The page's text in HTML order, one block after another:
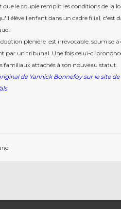
le couple remplit les conditions de la
élève l'enfant dans un cadre filial, c'est
plénière est irrévocable, soumise
par un tribunal. Une fois celui-ci
familiaux attachés à son nouveau statut.
de Yannick Bonnefoy sur le site